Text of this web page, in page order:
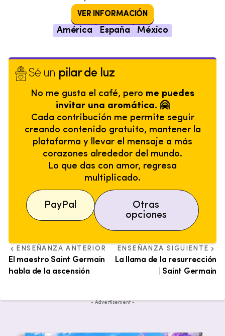
VER INFORMACIÓN
América España México
Sé un pilar de luz
No me gusta el café, pero me puedes
invitar una aromática. 🤗
Cada contribución me permite seguir
creando contenido gratuito, mantener la
plataforma y llevar el mensaje a más
corazones alrededor del mundo.
Lo que das con amor, regresa
multiplicado.
PayPal
Otras
opciones
ENSEÑANZA ANTERIOR
El maestro Saint Germain
habla de la ascensión
ENSEÑANZA SIGUIENTE
La llama de la resurrección
| Saint Germain
- Advertisement -